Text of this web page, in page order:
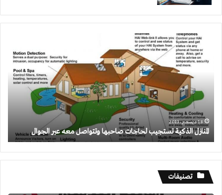
الذكية
تستجيب
وتتواصل
الجوال
18 ديسمبر، 2013
المنازل الذكية تستجيب لحاجات صاحبها وتتواصل معه عبر الجوال
تصنيفات